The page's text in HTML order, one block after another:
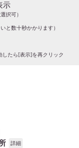
示
択可）
と数十秒かかります）
したら[表示]を再クリック
詳細